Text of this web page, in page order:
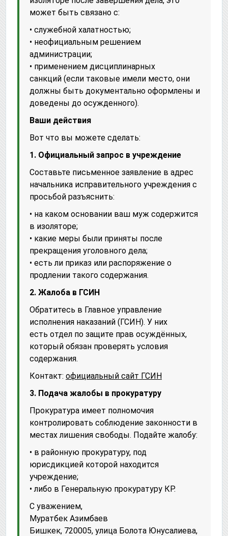
может быть связано с:
• служебной халатностью;
• неофициальным решением
администрации;
• применением дисциплинарных
санкций (если таковые имели место, они
должны быть документально оформлены и
доведены до осужденного).
Ваши действия
Вот что вы можете сделать:
1. Официальный запрос в учреждение
Составьте письменное заявление в адрес
начальника исправительного учреждения с
просьбой разъяснить:
• на каком основании ваш муж содержится
в изоляторе;
• какие меры были приняты после
прекращения уголовного дела;
• есть ли приказ или распоряжение о
продлении такого содержания.
2. Жалоба в ГСИН
Обратитесь в Главное управление
исполнения наказаний (ГСИН). У них
есть отдел по защите прав осуждённых,
который обязан проверять условия
содержания.
Контакт: официальный сайт ГСИН
3. Подача жалобы в прокуратуру
Прокуратура имеет полномочия
контролировать соблюдение законности в
местах лишения свободы. Подайте жалобу:
• в районную прокуратуру, под
юрисдикцией которой находится
учреждение;
• либо в Генеральную прокуратуру КР.
С уважением,
Муратбек Азимбаев
Бишкек, 720005, улица Болота Юнусалиева,